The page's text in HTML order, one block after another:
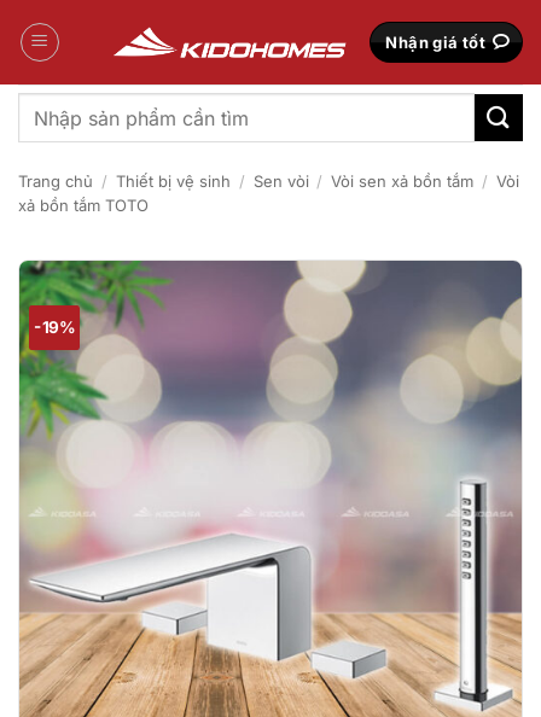
qua
Nhận giá tốt
Tìm
kiếm:
Trang chủ / Thiết bị vệ sinh / Sen vòi / Vòi sen xả bồn tắm / Vòi
xả bồn tắm TOTO
-19%